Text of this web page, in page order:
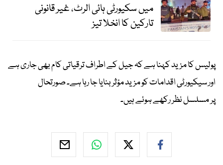
میں سکیورٹی ہائی الرٹ، غیر قانونی
تارکین کا انخلا تیز
پولیس کا مزید کہنا ہے کہ جیل کے اطراف ترقیاتی کام بھی جاری ہے
اور سیکیورٹی اقدامات کو مزید مؤثر بنایا جا رہا ہے۔ صورتحال
پر مسلسل نظر رکھے ہوئے ہیں۔